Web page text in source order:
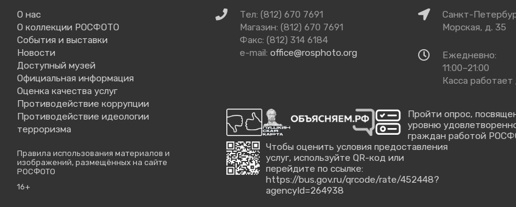
О нас
О коллекции РОСФОТО
События и выставки
Новости
Доступный музей
Официальная информация
Оценка качества услуг
Противодействие коррупции
Противодействие идеологии
терроризма
Правила использования материалов и
изображений, размещённых на сайте
РОСФОТО
16+
Связаться
нами
Тел: (812) 670 7691
Магазин: (812) 670 7691
Факс: (812) 314 6184
e-mail: office@rosphoto.org
Как
добраться
Санкт-
Морская, д. 35
Время
работы
Ежедневно:
11:00–21:00
Касса работает
Пройти опрос,
уровню
граждан работой
Чтобы оценить условия предоставления
услуг, используйте QR-код или
перейдите по ссылке:
https://bus.gov.ru/qrcode/rate/452448?
agencyId=264938